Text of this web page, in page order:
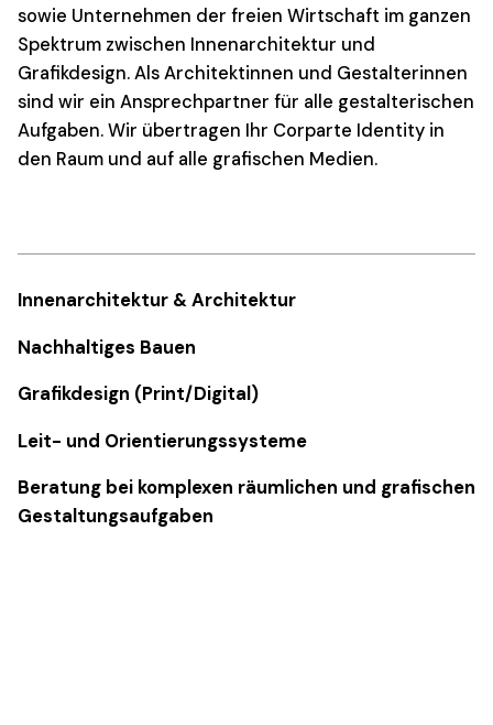
sowie Unternehmen der freien Wirtschaft im ganzen
Spektrum zwischen Innenarchitektur und
Grafikdesign. Als Architektinnen und Gestalterinnen
sind wir ein Ansprechpartner für alle gestalterischen
Aufgaben. Wir übertragen Ihr Corparte Identity in
den Raum und auf alle grafischen Medien.
Innenarchitektur &Architektur
Nachhaltiges Bauen
Grafikdesign (Print/Digital)
Leit- und Orientierungssysteme
Beratung bei komplexen räumlichen und grafischen
Gestaltungsaufgaben